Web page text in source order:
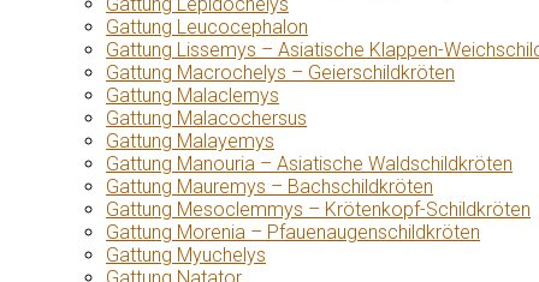
Gattung Leucocephalon
Gattung Lissemys – Asiatische Klappen-
Gattung Macrochelys – Geierschildkröten
Gattung Malaclemys
Gattung Malacochersus
Gattung Malayemys
Gattung Manouria – Asiatische Waldschildkröten
Gattung Mauremys – Bachschildkröten
Gattung Mesoclemmys – Krötenkopf-Schildkröten
Gattung Morenia – Pfauenaugenschildkröten
Gattung Myuchelys